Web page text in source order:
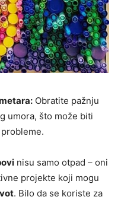
Obratite pažnju
umora, što može biti
nisu samo otpad – oni
projekte koji mogu
. Bilo da se koriste za